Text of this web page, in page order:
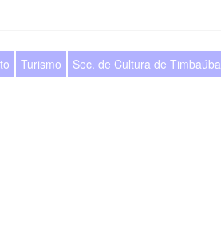
Turismo Sec. de Cultura de Timbaúba